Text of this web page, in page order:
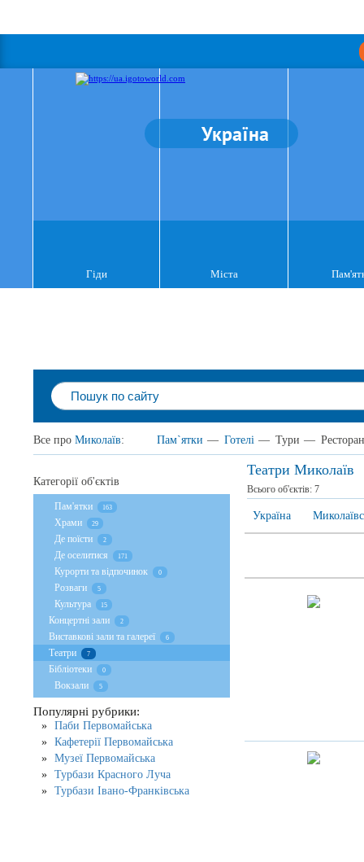
Україна
Гіди Міста
Все про Миколаїв: Пам`ятки — Готелі — Тури —
Театри Миколаїв
Всього об'єктів: 7
Україна
Категорії об'єктів
Пам'ятки 163
Храми 29
Де поїсти 2
Де оселитися 171
Курорти та відпочинок 0
Розваги 5
Культура 15
Концертні зали 2
Виставкові зали та галереї 6
Театри 7
Бібліотеки 0
Вокзали 5
Популярні рубрики:
Паби Первомайська
Кафетерії Первомайська
Музеї Первомайська
Турбази Красного Луча
Турбази Івано-Франківська